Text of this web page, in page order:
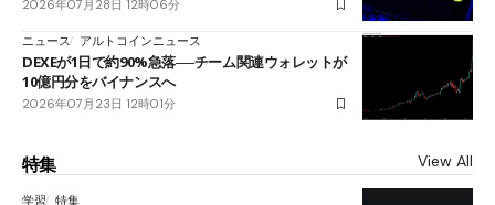
2026年07月28日 12時06分
ニュース アルトコインニュース
DEXEが1日で約90%急落──チーム関連ウォレットが
10億円分をバイナンスへ
2026年07月23日 12時01分
特集 View All
学習 特集